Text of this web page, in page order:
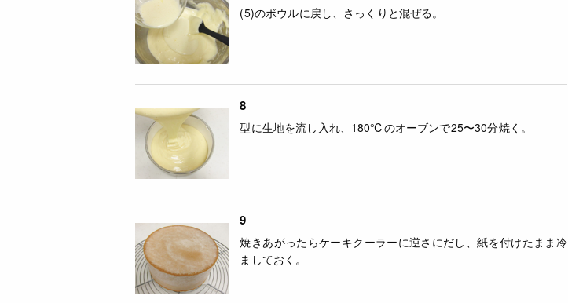
(5)のボウルに戻し、さっくりと混ぜる。
8
型に生地を流し入れ、180℃のオーブンで25〜30分焼く。
9
焼きあがったらケーキクーラーに逆さにだし、紙を付けたまま冷
ましておく。